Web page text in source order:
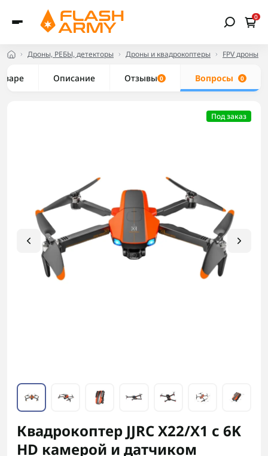
0
Дроны, РЕБЫ, детекторы Дроны и квадрокоптеры FPV дроны
Описание Отзывы 0 Вопросы 0
Под заказ
Квадрокоптер JJRC X22/X1 с 6K
HD камерой и датчиком